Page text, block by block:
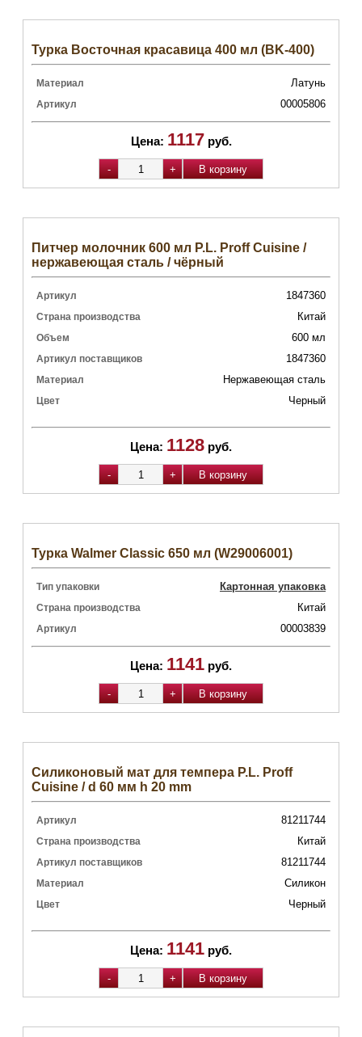
Турка Восточная красавица 400 мл (BK-400)
Материал Латунь
Артикул 00005806
Цена: 1117 руб.
Питчер молочник 600 мл P.L. Proff Cuisine /
нержавеющая сталь / чёрный
Артикул 1847360
Страна производства Китай
Объем 600 мл
Артикул поставщиков 1847360
Материал Нержавеющая сталь
Цвет Черный
Цена: 1128 руб.
Турка Walmer Classic 650 мл (W29006001)
Тип упаковки Картонная упаковка
Страна производства Китай
Артикул 00003839
Цена: 1141 руб.
Силиконовый мат для темпера P.L. Proff
Cuisine / d 60 мм h 20 mm
Артикул 81211744
Страна производства Китай
Артикул поставщиков 81211744
Материал Силикон
Цвет Черный
Цена: 1141 руб.